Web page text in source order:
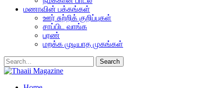
மணாவின் பக்கங்கள்
ஊர் சுற்றிக் குறிப்புகள்
சாப்பிட வாங்க
பரண்
மறக்க முடியாத முகங்கள்